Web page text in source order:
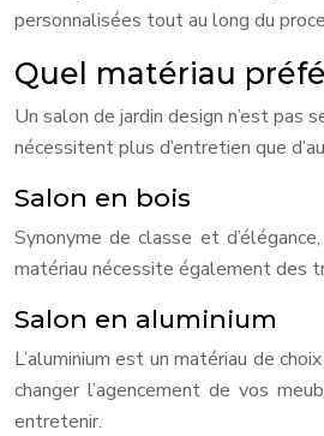
personnalisées tout au long du
Quel matériau
Un salon de jardin design n’est
nécessitent plus d’entretien que
Salon en bois
Synonyme de classe et
matériau nécessite également des
Salon en aluminium
L’aluminium est un matériau de
changer l’agencement de vos
entretenir.